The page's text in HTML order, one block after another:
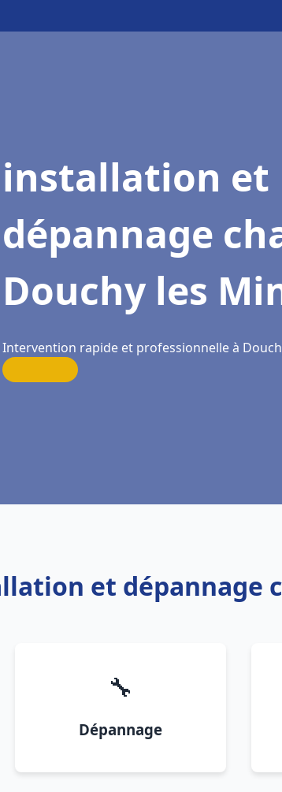
installation et
dépannage
Douchy les
Intervention rapide et professionnelle à
et dépannage
🔧
Dépannage